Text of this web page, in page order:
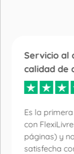
Servicio al
calidad de
Es la
con
páginas) y
satisfecha